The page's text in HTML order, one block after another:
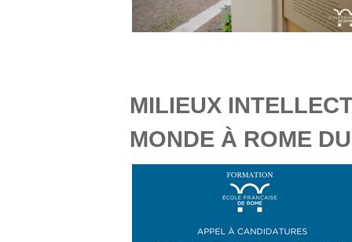
MILIEUX
MONDE À ROME